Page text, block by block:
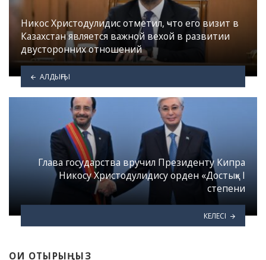
Никос Христодулидис отметил, что его визит в
Казахстан является важной вехой в развитии
двусторонних отношений
АЛДЫҢҒЫ
Глава государства вручил Президенту Кипра
Никосу Христодулидису орден «Достық» I
степени
КЕЛЕСІ
ОҚИ ОТЫРЫҢЫЗ